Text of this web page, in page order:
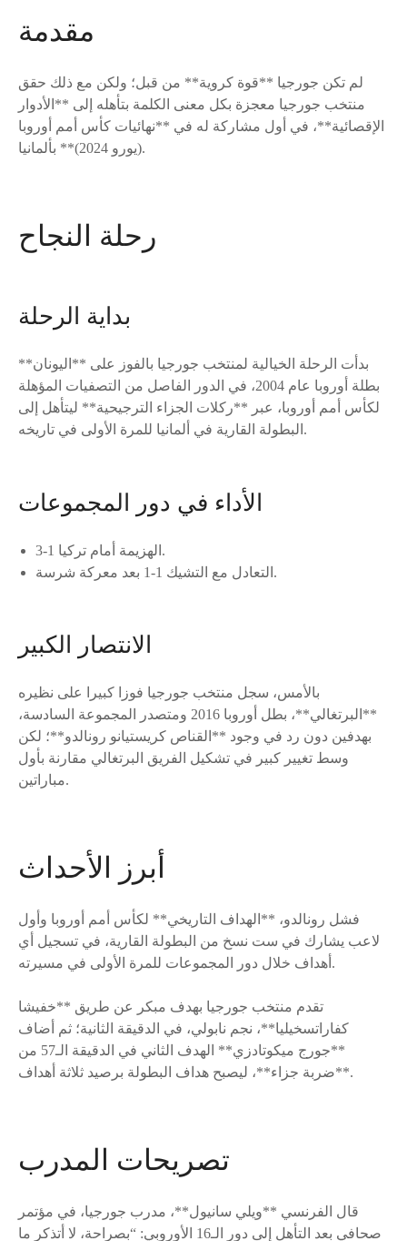
مقدمة
لم تكن جورجيا **قوة كروية** من قبل؛ ولكن مع ذلك حقق
منتخب جورجيا معجزة بكل معنى الكلمة بتأهله إلى **الأدوار
الإقصائية**، في أول مشاركة له في **نهائيات كأس أمم أوروبا
(يورو 2024)** بألمانيا.
رحلة النجاح
بداية الرحلة
بدأت الرحلة الخيالية لمنتخب جورجيا بالفوز على **اليونان**
بطلة أوروبا عام 2004، في الدور الفاصل من التصفيات المؤهلة
لكأس أمم أوروبا، عبر **ركلات الجزاء الترجيحية** ليتأهل إلى
البطولة القارية في ألمانيا للمرة الأولى في تاريخه.
الأداء في دور المجموعات
الهزيمة أمام تركيا 1-3.
التعادل مع التشيك 1-1 بعد معركة شرسة.
الانتصار الكبير
بالأمس، سجل منتخب جورجيا فوزا كبيرا على نظيره
**البرتغالي**، بطل أوروبا 2016 ومتصدر المجموعة السادسة،
بهدفين دون رد في وجود **القناص كريستيانو رونالدو**؛ لكن
وسط تغيير كبير في تشكيل الفريق البرتغالي مقارنة بأول
مباراتين.
أبرز الأحداث
فشل رونالدو، **الهداف التاريخي** لكأس أمم أوروبا وأول
لاعب يشارك في ست نسخ من البطولة القارية، في تسجيل أي
أهداف خلال دور المجموعات للمرة الأولى في مسيرته.
تقدم منتخب جورجيا بهدف مبكر عن طريق **خفيشا
كفاراتسخيليا**، نجم نابولي، في الدقيقة الثانية؛ ثم أضاف
**جورج ميكوتادزي** الهدف الثاني في الدقيقة الـ57 من
**ضربة جزاء**، ليصبح هداف البطولة برصيد ثلاثة أهداف.
تصريحات المدرب
قال الفرنسي **ويلي سانيول**، مدرب جورجيا، في مؤتمر
صحافي بعد التأهل إلى دور الـ16 الأوروبي: “بصراحة، لا أتذكر ما